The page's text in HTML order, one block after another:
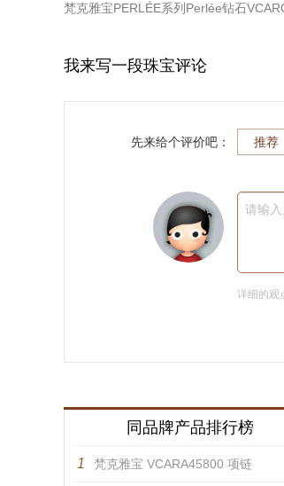
梵克雅宝PERLÉE系列Perlée钻石
我来写一段珠宝评论
先来给个评价吧： 推荐
请输
详细的观
同品牌产品排行榜
1 梵克雅宝 VCARA45800 项链